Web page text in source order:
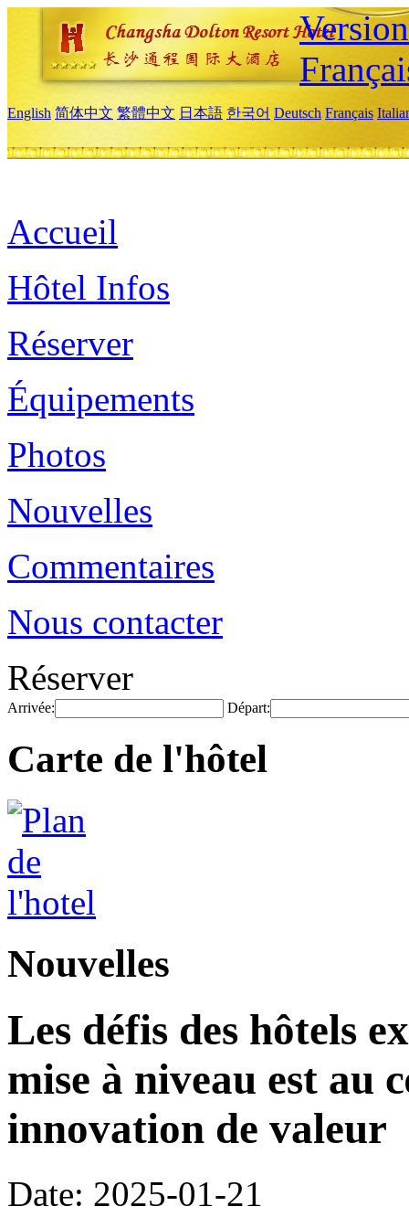
English 简体中文 繁體中文 日本語 한국어 Deutsch Français
Accueil
Hôtel Infos
Réserver
Équipements
Photos
Nouvelles
Commentaires
Nous contacter
Réserver
Arrivée: Départ:
Carte de l'hôtel
Nouvelles
Les défis des hôtels
mise à niveau est au
innovation de valeur
Date: 2025-01-21